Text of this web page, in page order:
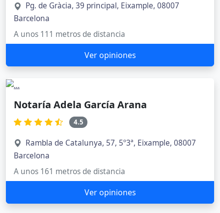
Pg. de Gràcia, 39 principal, Eixample, 08007
Barcelona
A unos 111 metros de distancia
Ver opiniones
Notaría Adela García Arana
4.5
Rambla de Catalunya, 57, 5º3ª, Eixample, 08007
Barcelona
A unos 161 metros de distancia
Ver opiniones